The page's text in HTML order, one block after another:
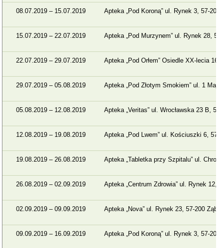
08.07.2019 – 15.07.2019 Apteka „Pod Koroną” ul. Rynek 3, 57-
15.07.2019 – 22.07.2019 Apteka „Pod Murzynem” ul. Rynek 28,
22.07.2019 – 29.07.2019 Apteka „Pod Orłem” Osiedle XX-lecia
29.07.2019 – 05.08.2019 Apteka „Pod Złotym Smokiem” ul. 1
05.08.2019 – 12.08.2019 Apteka „Veritas” ul. Wrocławska 23 B,
12.08.2019 – 19.08.2019 Apteka „Pod Lwem” ul. Kościuszki 6,
19.08.2019 – 26.08.2019 Apteka „Tabletka przy Szpitalu” ul.
26.08.2019 – 02.09.2019 Apteka „Centrum Zdrowia” ul. Rynek
02.09.2019 – 09.09.2019 Apteka „Nova” ul. Rynek 23, 57-200
09.09.2019 – 16.09.2019 Apteka „Pod Koroną” ul. Rynek 3, 57-